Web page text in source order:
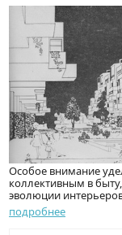
Особое внимание
коллективным в
эволюции
подробнее